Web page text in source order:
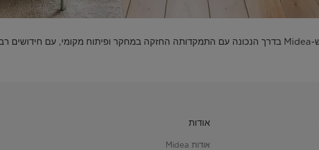
אודות
אודות Midea